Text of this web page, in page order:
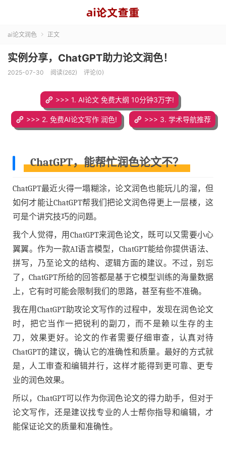
ai论文润色  正文
实例分享，ChatGPT助力论文润色！
2025-07-30 阅读(262) 评论(0)
>>> 1. AI论文 免费大纲 10分钟3万字!
>>> 2. 免费AI论文写作 润色! >>> 3. 学术导航推荐
ChatGPT，能帮忙润色论文不？
ChatGPT最近火得一塌糊涂，论文润色也能玩儿的溜，但
如何才能让ChatGPT帮我们把论文润色得更上一层楼，这
可是个讲究技巧的问题。
我个人觉得，用ChatGPT来润色论文，既可以又需要小心
翼翼。作为一款AI语言模型，ChatGPT能给你提供语法、
拼写，乃至论文的结构、逻辑方面的建议。不过，别忘
了，ChatGPT所给的回答都是基于它模型训练的海量数据
上，它有时可能会限制我们的思路，甚至有些不准确。
我在用ChatGPT助攻论文写作的过程中，发现在润色论文
时，把它当作一把锐利的副刀，而不是赖以生存的主
刀，效果更好。论文的作者需要仔细审查，认真对待
ChatGPT的建议，确认它的准确性和质量。最好的方式就
是，人工审查和编辑并行，这样才能得到更可靠、更专
业的润色效果。
所以，ChatGPT可以作为你润色论文的得力助手，但对于
论文写作，还是建议找专业的人士帮你指导和编辑，才
能保证论文的质量和准确性。